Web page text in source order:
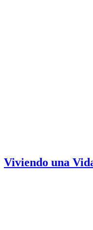
Viviendo una